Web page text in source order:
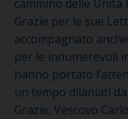
cammino delle Unità
Grazie per le sue
accompagnato
per le innumerevoli
hanno portato
un tempo dilaniati
Grazie, Vescovo